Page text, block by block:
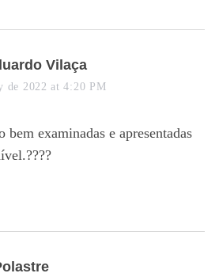
Vilaça
de 2022 at 4:20 PM
examinadas e apresentadas